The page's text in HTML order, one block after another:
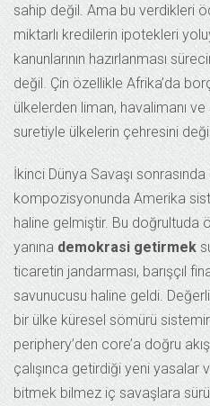
sahip değil. Ama bu verdikleri
miktarlı kredilerin ipotekleri
kanunlarının hazırlanması
değil. Çin özellikle Afrika’da
ülkelerden liman, havalimanı
suretiyle ülkelerin çehresini
İkinci Dünya Savaşı
kompozisyonunda Amerika
haline gelmiştir. Bu doğrultuda
yanına demokrasi getirmek
ticaretin jandarması, barışçıl
savunucusu haline geldi.
bir ülke küresel sömürü
periphery’den core’a doğru
çalışınca getirdiği yeni
bitmek bilmez iç savaşlara